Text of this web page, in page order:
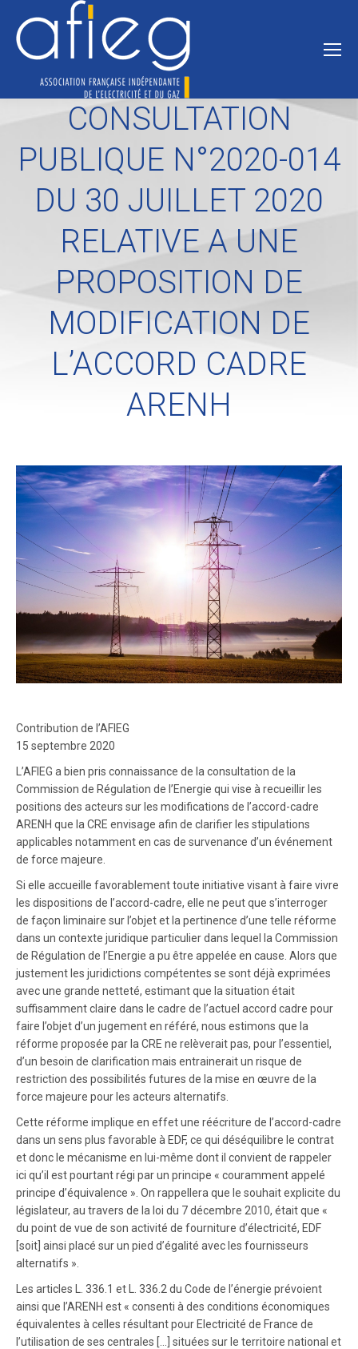
CONSULTATION
PUBLIQUE N°2020-014
DU 30 JUILLET 2020
RELATIVE A UNE
PROPOSITION DE
MODIFICATION DE
L’ACCORD CADRE
ARENH
Contribution de l’AFIEG
15 septembre 2020
L’AFIEG a bien pris connaissance de la consultation de la
Commission de Régulation de l’Energie qui vise à recueillir les
positions des acteurs sur les modifications de l’accord-cadre
ARENH que la CRE envisage afin de clarifier les stipulations
applicables notamment en cas de survenance d’un événement
de force majeure.
Si elle accueille favorablement toute initiative visant à faire vivre
les dispositions de l’accord-cadre, elle ne peut que s’interroger
de façon liminaire sur l’objet et la pertinence d’une telle réforme
dans un contexte juridique particulier dans lequel la Commission
de Régulation de l’Energie a pu être appelée en cause. Alors que
justement les juridictions compétentes se sont déjà exprimées
avec une grande netteté, estimant que la situation était
suffisamment claire dans le cadre de l’actuel accord cadre pour
faire l’objet d’un jugement en référé, nous estimons que la
réforme proposée par la CRE ne relèverait pas, pour l’essentiel,
d’un besoin de clarification mais entrainerait un risque de
restriction des possibilités futures de la mise en œuvre de la
force majeure pour les acteurs alternatifs.
Cette réforme implique en effet une réécriture de l’accord-cadre
dans un sens plus favorable à EDF, ce qui déséquilibre le contrat
et donc le mécanisme en lui-même dont il convient de rappeler
ici qu’il est pourtant régi par un principe « couramment appelé
principe d’équivalence ». On rappellera que le souhait explicite du
législateur, au travers de la loi du 7 décembre 2010, était que «
du point de vue de son activité de fourniture d’électricité, EDF
[soit] ainsi placé sur un pied d’égalité avec les fournisseurs
alternatifs ».
Les articles L. 336.1 et L. 336.2 du Code de l’énergie prévoient
ainsi que l’ARENH est « consenti à des conditions économiques
équivalentes à celles résultant pour Electricité de France de
l’utilisation de ses centrales […] situées sur le territoire national et